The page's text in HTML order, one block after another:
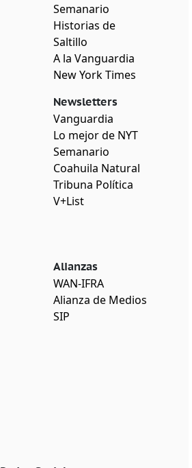
Semanario
Historias de
Saltillo
A la Vanguardia
New York Times
Newsletters
Vanguardia
Lo mejor de NYT
Semanario
Coahuila Natural
Tribuna Política
V+List
Alianzas
WAN-IFRA
Alianza de Medios
SIP